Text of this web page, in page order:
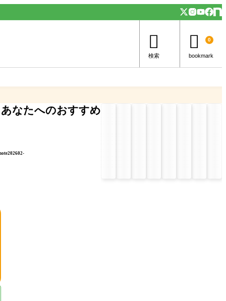

検索
 0
bookmark
あなたへのおすすめ